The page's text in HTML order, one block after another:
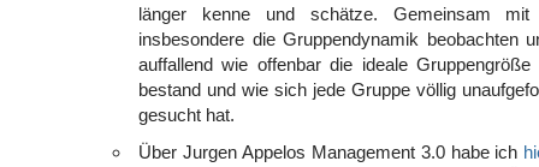
länger kenne und schätze. Gemeinsam
insbesondere die Gruppendynamik beobachten
auffallend wie offenbar die ideale Gruppengröße
bestand und wie sich jede Gruppe völlig
gesucht hat.
Über Jurgen Appelos Management 3.0 habe ich